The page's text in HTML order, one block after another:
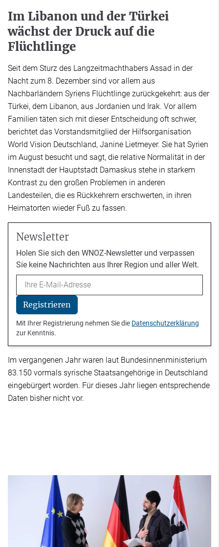
Im Libanon und der Türkei
wächst der Druck auf die
Flüchtlinge
Seit dem Sturz des Langzeitmachthabers Assad in der
Nacht zum 8. Dezember sind vor allem aus
Nachbarländern Syriens Flüchtlinge zurückgekehrt: aus der
Türkei, dem Libanon, aus Jordanien und Irak. Vor allem
Familien täten sich mit dieser Entscheidung oft schwer,
berichtet das Vorstandsmitglied der Hilfsorganisation
World Vision Deutschland, Janine Lietmeyer. Sie hat Syrien
im August besucht und sagt, die relative Normalität in der
Innenstadt der Hauptstadt Damaskus stehe in starkem
Kontrast zu den großen Problemen in anderen
Landesteilen, die es Rückkehrern erschwerten, in ihren
Heimatorten wieder Fuß zu fassen.
Newsletter
Holen Sie sich den WNOZ-Newsletter und verpassen
Sie keine Nachrichten aus Ihrer Region und aller Welt.
Email
Registrieren
Mit Ihrer Registrierung nehmen Sie die Datenschutzerklärung
zur Kenntnis.
Im vergangenen Jahr waren laut Bundesinnenministerium
83.150 vormals syrische Staatsangehörige in Deutschland
eingebürgert worden. Für dieses Jahr liegen entsprechende
Daten bisher nicht vor.